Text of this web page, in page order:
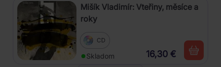
Mišík Vladimír: Vteřiny, měsíce a
roky
CD
Skladom 16,30 €